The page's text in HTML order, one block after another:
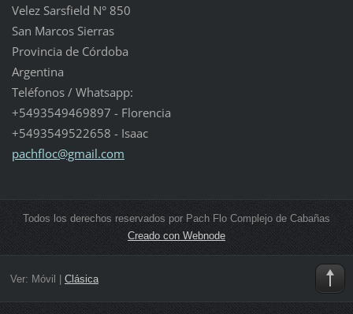
Velez Sarsfield N° 850
San Marcos Sierras
Provincia de Córdoba
Argentina
Teléfonos / Whatsapp:
+5493549469897 - Florencia
+5493549522658 - Isaac
pachfloc@gmail.com
Todos los derechos reservados por Pach Flo Complejo de Cabañas
Creado con Webnode
Ver: Móvil Clásica